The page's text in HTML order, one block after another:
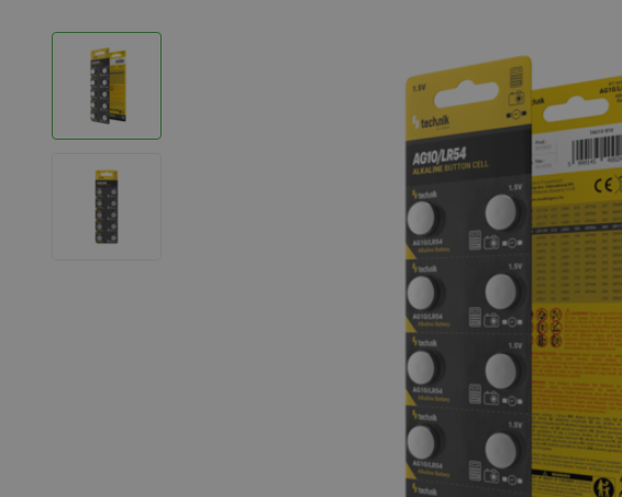
LED Schijnwerpers
LED High Bay lampen
Decoratieve verlichting
LED Buitenverlichting
LED Noodverlichting